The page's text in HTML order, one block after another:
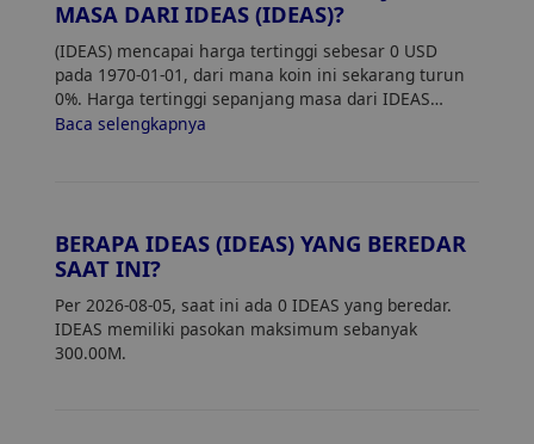
MASA DARI IDEAS (IDEAS)?
(IDEAS) mencapai harga tertinggi sebesar 0 USD
pada 1970-01-01, dari mana koin ini sekarang turun
0%. Harga tertinggi sepanjang masa dari IDEAS
(IDEAS) adalah 0. Harga saat ini dari IDEAS turun 0%
Baca selengkapnya
BERAPA IDEAS (IDEAS) YANG BEREDAR
SAAT INI?
Per 2026-08-05, saat ini ada 0 IDEAS yang beredar.
IDEAS memiliki pasokan maksimum sebanyak
300.00M.